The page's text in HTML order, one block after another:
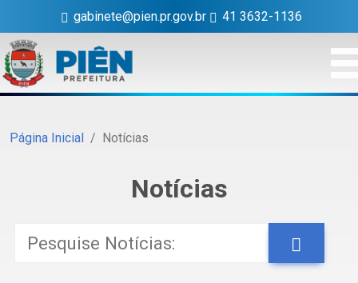
gabinete@pien.pr.gov.br 41 3632-1136
Página Inicial Notícias
Notícias